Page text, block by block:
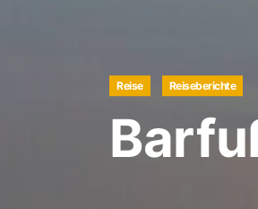
Reise Reiseberichte